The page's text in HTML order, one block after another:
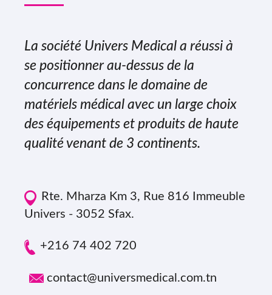
La société Univers Medical a réussi à
se positionner au-dessus de la
concurrence dans le domaine de
matériels médical avec un large choix
des équipements et produits de haute
qualité venant de 3 continents.
Rte. Mharza Km 3, Rue 816 Immeuble
Univers - 3052 Sfax.
+216 74 402 720
contact@universmedical.com.tn